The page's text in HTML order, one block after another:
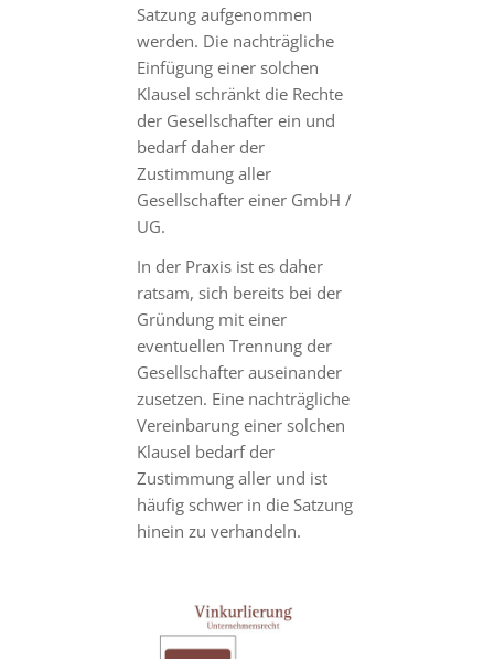
Satzung aufgenommen
werden. Die nachträgliche
Einfügung einer solchen
Klausel schränkt die Rechte
der Gesellschafter ein und
bedarf daher der
Zustimmung aller
Gesellschafter einer GmbH /
UG.
In der Praxis ist es daher
ratsam, sich bereits bei der
Gründung mit einer
eventuellen Trennung der
Gesellschafter auseinander
zusetzen. Eine nachträgliche
Vereinbarung einer solchen
Klausel bedarf der
Zustimmung aller und ist
häufig schwer in die Satzung
hinein zu verhandeln.